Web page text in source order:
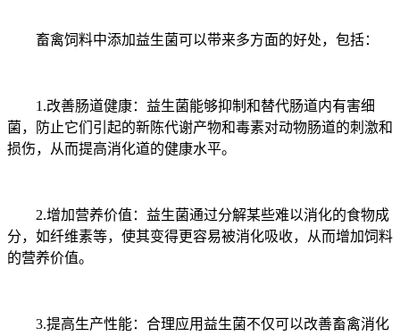
畜禽饲料中添加益生菌可以带来多方面的好处，包括：
1.改善肠道健康：益生菌能够抑制和替代肠道内有害细
菌，防止它们引起的新陈代谢产物和毒素对动物肠道的刺激和
损伤，从而提高消化道的健康水平。
2.增加营养价值：益生菌通过分解某些难以消化的食物成
分，如纤维素等，使其变得更容易被消化吸收，从而增加饲料
的营养价值。
3.提高生产性能：合理应用益生菌不仅可以改善畜禽消化